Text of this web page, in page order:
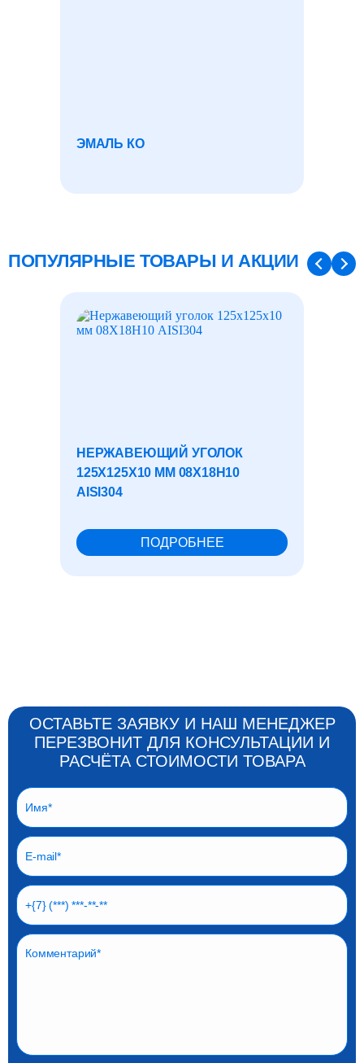
ЭМАЛЬ КО
ПОПУЛЯРНЫЕ ТОВАРЫ И АКЦИИ
НЕРЖАВЕЮЩИЙ УГОЛОК
125X125X10 ММ 08Х18Н10
AISI304
ПОДРОБНЕЕ
ОСТАВЬТЕ ЗАЯВКУ И НАШ МЕНЕДЖЕР
ПЕРЕЗВОНИТ ДЛЯ КОНСУЛЬТАЦИИ И
РАСЧЁТА СТОИМОСТИ ТОВАРА